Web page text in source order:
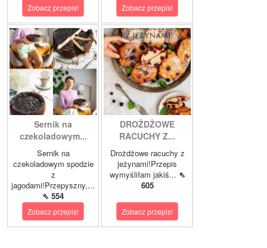
Zobacz przepis! Zobacz przepis!
Sernik na
czekoladowym...
Sernik na
czekoladowym spodzie
z
jagodami!Przepyszny,...
⇖ 554
Zobacz przepis!
DROŻDŻOWE
RACUCHY Z...
Drożdżowe racuchy z
jeżynami!Przepis
wymyśliłam jakiś... ⇖
605
Zobacz przepis!